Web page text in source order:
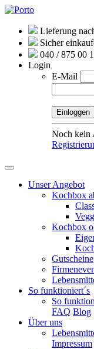
Lieferung
Sicher
040 / 875 00
Login
E-Mail
Noch kein
Unser Angebot
Kochbox
Kochbox
Gutscheine
So funktioniert´s
So
FAQ Blog
Über uns
Impressum